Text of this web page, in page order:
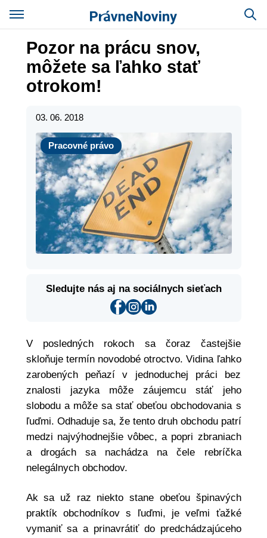
Pozor na prácu snov,
môžete sa ľahko stať
otrokom!
03. 06. 2018
Pracovné právo
Pracovné právo
Sledujte nás aj na sociálnych sieťach
V posledných rokoch sa čoraz častejšie
skloňuje termín novodobé otroctvo. Vidina ľahko
zarobených peňazí v jednoduchej práci bez
znalosti jazyka môže záujemcu stáť jeho
slobodu a môže sa stať obeťou obchodovania s
ľuďmi. Odhaduje sa, že tento druh obchodu patrí
medzi najvýhodnejšie vôbec, a popri zbraniach
a drogách sa nachádza na čele rebríčka
nelegálnych obchodov.
Ak sa už raz niekto stane obeťou špinavých
praktík obchodníkov s ľuďmi, je veľmi ťažké
vymaniť sa a prinavrátiť do predchádzajúceho